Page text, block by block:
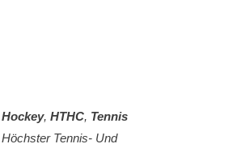
Hockey, HTHC, Tennis
Höchster Tennis- Und